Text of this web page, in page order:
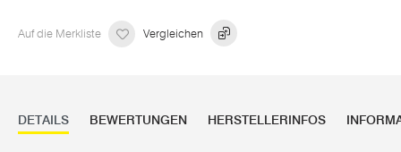
Auf die Merkliste Vergleichen
DETAILS BEWERTUNGEN HERSTELLERINFOS